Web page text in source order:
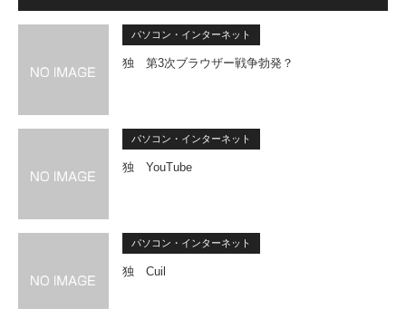
パソコン・インターネット
独 第3次ブラウザー戦争勃発？
パソコン・インターネット
独 YouTube
パソコン・インターネット
独 Cuil